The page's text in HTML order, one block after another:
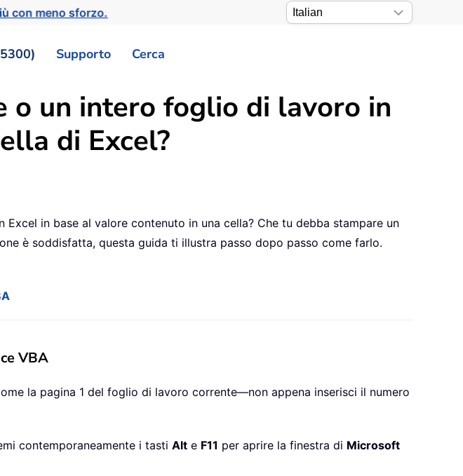
con meno sforzo.
Supporto Cerca
o un intero foglio di lavoro in
di Excel?
in base al valore contenuto in una cella? Che tu debba stampare un
è soddisfatta, questa guida ti illustra passo dopo passo come farlo.
VBA
la pagina 1 del foglio di lavoro corrente—non appena inserisci il numero
contemporaneamente i tasti Alt e F11 per aprire la finestra di Microsoft